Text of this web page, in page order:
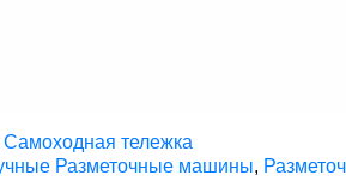
Самоходная тележка
Разметочные машины,